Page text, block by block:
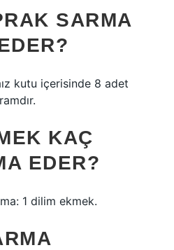
SARMA
kutu içerisinde 8 adet
KAÇ
EDER?
1 dilim ekmek.